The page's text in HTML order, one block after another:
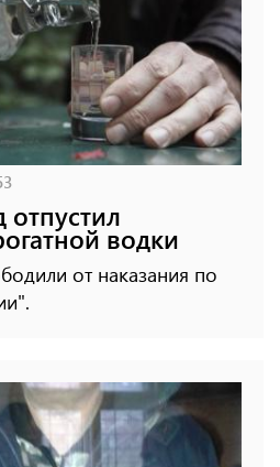
отпустил
водки
от наказания по